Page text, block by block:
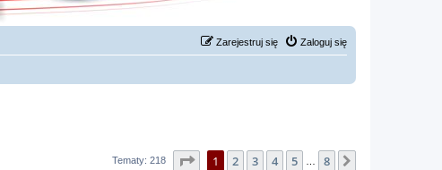
Zaloguj się
Zarejestruj się
Tematy: 218 Strona1 8
1 2 3 4 5 8